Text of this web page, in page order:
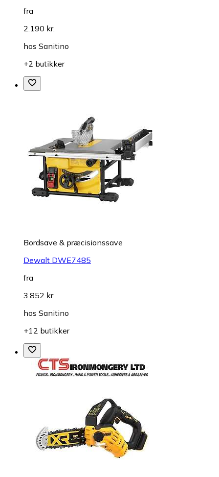
fra
2.190 kr.
hos Sanitino
+2 butikker
Bordsave & præcisionssave
Dewalt DWE7485
fra
3.852 kr.
hos Sanitino
+12 butikker